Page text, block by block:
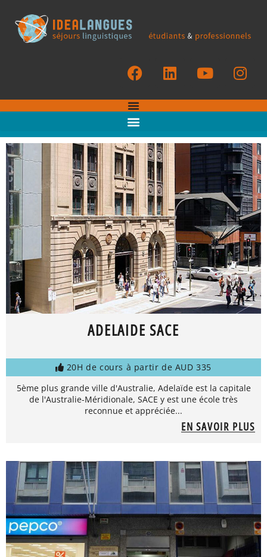
ADELAIDE SACE
20H de cours à partir de AUD 335
5ème plus grande ville d'Australie, Adelaïde est la capitale
de l'Australie-Méridionale, SACE y est une école très
reconnue et appréciée...
EN SAVOIR PLUS